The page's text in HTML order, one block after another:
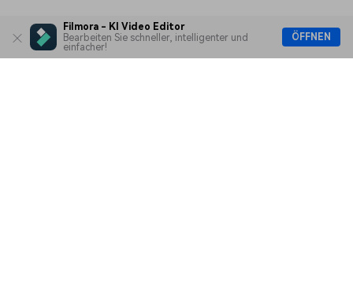
Filmora - KI Video Editor
Bearbeiten Sie schneller, intelligenter und
einfacher!
ÖFFNEN